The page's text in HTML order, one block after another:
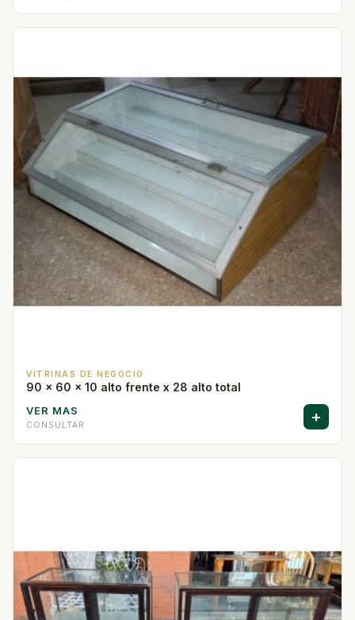
VITRINAS DE NEGOCIO
90 x 60 x 10 alto frente x 28 alto total
VER MAS
CONSULTAR +